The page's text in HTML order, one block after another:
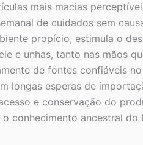
mais macias
de cuidados sem
propício, estimula o
e unhas, tanto nas mãos
de fontes confiáveis
longas esperas de
e conservação do
o conhecimento ancestral